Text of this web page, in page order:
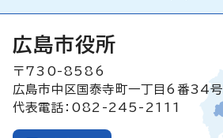
広島市役所
〒730-8586
広島市中区国泰寺町一丁目6番34号
代表電話：082-245-2111